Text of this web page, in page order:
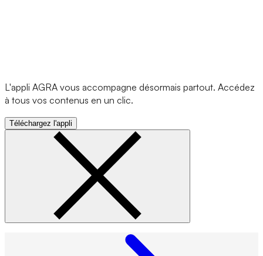
L'appli AGRA vous accompagne désormais partout. Accédez
à tous vos contenus en un clic.
Téléchargez l'appli